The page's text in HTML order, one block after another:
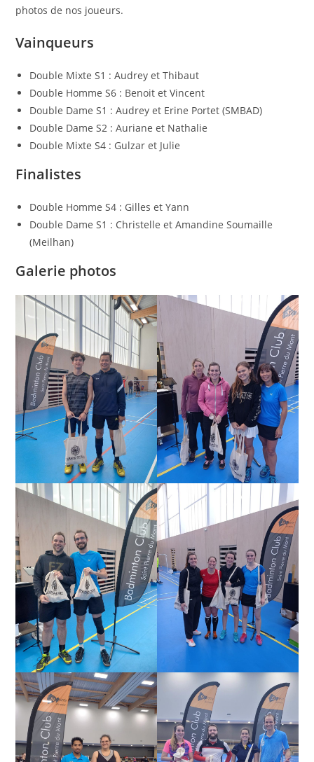
photos de nos joueurs.
Vainqueurs
Double Mixte S1 : Audrey et Thibaut
Double Homme S6 : Benoit et Vincent
Double Dame S1 : Audrey et Erine Portet (SMBAD)
Double Dame S2 : Auriane et Nathalie
Double Mixte S4 : Gulzar et Julie
Finalistes
Double Homme S4 : Gilles et Yann
Double Dame S1 : Christelle et Amandine Soumaille
(Meilhan)
Galerie photos